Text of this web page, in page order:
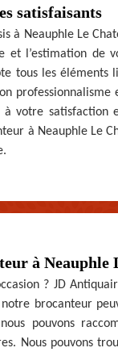
satisfaisants
à Neauphle Le
et l’estimation de
tous les éléments
votre satisfaction
à Neauphle Le
à Neauphle
? JD
brocanteur
pouvons
Nous pouvons